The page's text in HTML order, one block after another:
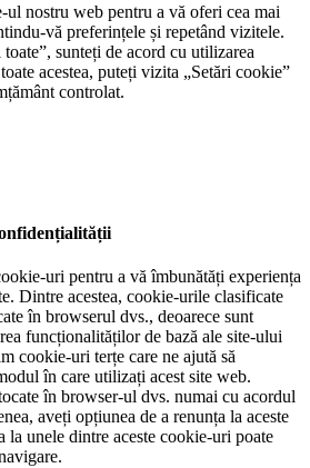
nostru web pentru a vă oferi cea mai
vă preferințele și repetând vizitele.
sunteți de acord cu utilizarea
acestea, puteți vizita „Setări cookie”
controlat.
uri pentru a vă îmbunătăți experiența
Dintre acestea, cookie-urile clasificate
în browserul dvs., deoarece sunt
funcționalităților de bază ale site-ului
cookie-uri terțe care ne ajută să
în care utilizați acest site web.
în browser-ul dvs. numai cu acordul
aveți opțiunea de a renunța la aceste
la unele dintre aceste cookie-uri poate